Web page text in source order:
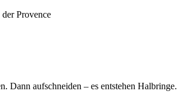
Provence
Dann aufschneiden – es entstehen Halbringe.